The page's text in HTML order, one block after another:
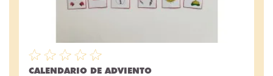
CALENDARIO DE ADVIENTO